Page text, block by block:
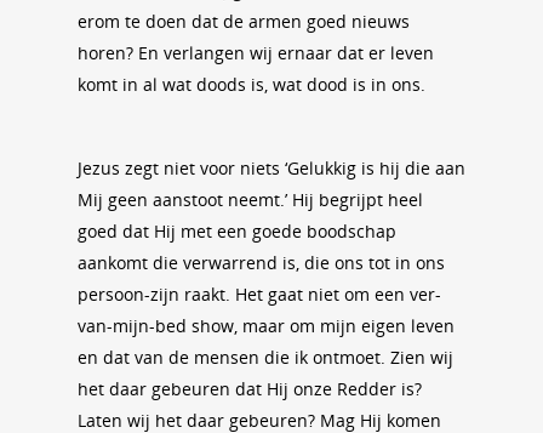
erom te doen dat de armen goed nieuws
horen? En verlangen wij ernaar dat er leven
komt in al wat doods is, wat dood is in ons.
Jezus zegt niet voor niets ‘Gelukkig is hij die aan
Mij geen aanstoot neemt.’ Hij begrijpt heel
goed dat Hij met een goede boodschap
aankomt die verwarrend is, die ons tot in ons
persoon-zijn raakt. Het gaat niet om een ver-
van-mijn-bed show, maar om mijn eigen leven
en dat van de mensen die ik ontmoet. Zien wij
het daar gebeuren dat Hij onze Redder is?
Laten wij het daar gebeuren? Mag Hij komen